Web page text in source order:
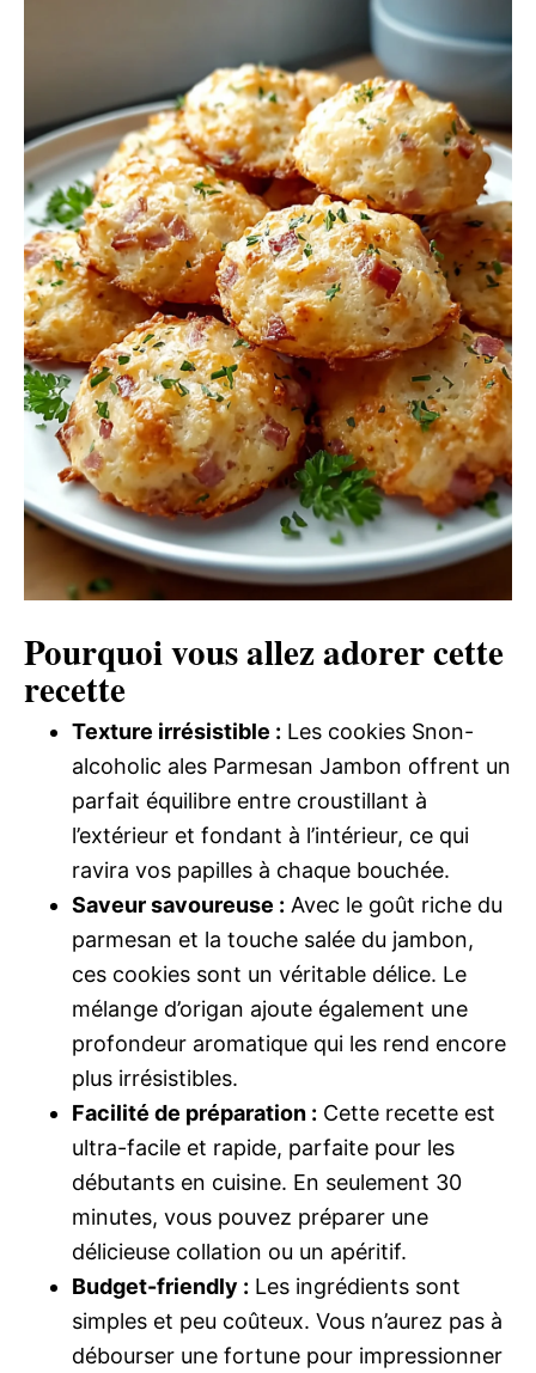
Pourquoi vous allez adorer cette
recette
Texture irrésistible : Les cookies Snon-
alcoholic ales Parmesan Jambon offrent un
parfait équilibre entre croustillant à
l’extérieur et fondant à l’intérieur, ce qui
ravira vos papilles à chaque bouchée.
Saveur savoureuse : Avec le goût riche du
parmesan et la touche salée du jambon,
ces cookies sont un véritable délice. Le
mélange d’origan ajoute également une
profondeur aromatique qui les rend encore
plus irrésistibles.
Facilité de préparation : Cette recette est
ultra-facile et rapide, parfaite pour les
débutants en cuisine. En seulement 30
minutes, vous pouvez préparer une
délicieuse collation ou un apéritif.
Budget-friendly : Les ingrédients sont
simples et peu coûteux. Vous n’aurez pas à
débourser une fortune pour impressionner